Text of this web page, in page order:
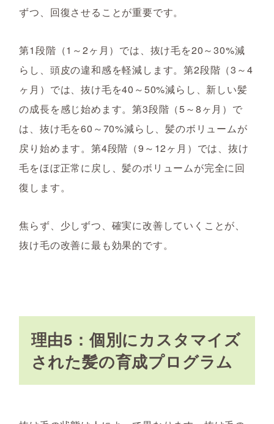
ずつ、回復させることが重要です。
第1段階（1～2ヶ月）では、抜け毛を20～30%減
らし、頭皮の違和感を軽減します。第2段階（3～4
ヶ月）では、抜け毛を40～50%減らし、新しい髪
の成長を感じ始めます。第3段階（5～8ヶ月）で
は、抜け毛を60～70%減らし、髪のボリュームが
戻り始めます。第4段階（9～12ヶ月）では、抜け
毛をほぼ正常に戻し、髪のボリュームが完全に回
復します。
焦らず、少しずつ、確実に改善していくことが、
抜け毛の改善に最も効果的です。
理由5：個別にカスタマイズ
された髪の育成プログラム